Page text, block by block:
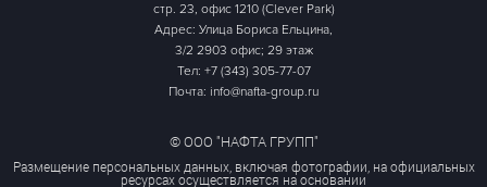
стр. 23, офис 1210 (Clever Park)
Адрес: Улица Бориса Ельцина,
3/2 2903 офис; 29 этаж
Тел: +7 (343) 305-77-07
Почта: info@nafta-group.ru
© ООО "НАФТА ГРУПП"
Размещение персональных данных, включая фотографии, на официальных
ресурсах осуществляется на основании